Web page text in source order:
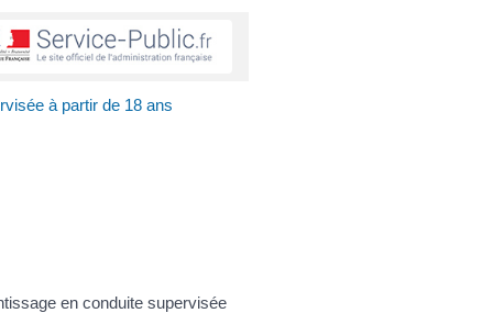
à partir de 18 ans
en conduite supervisée